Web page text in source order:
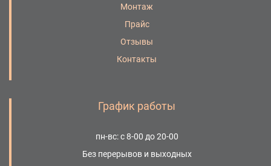
Монтаж
Прайс
Отзывы
Контакты
График работы
пн-вс: с 8-00 до 20-00
Без перерывов и выходных